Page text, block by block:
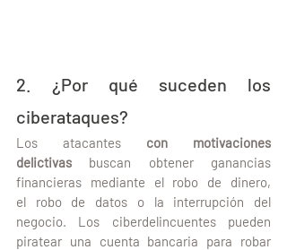
2. ¿Por qué suceden los
ciberataques?
Los atacantes con motivaciones
delictivas buscan obtener ganancias
financieras mediante el robo de dinero,
el robo de datos o la interrupción del
negocio. Los ciberdelincuentes pueden
piratear una cuenta bancaria para robar